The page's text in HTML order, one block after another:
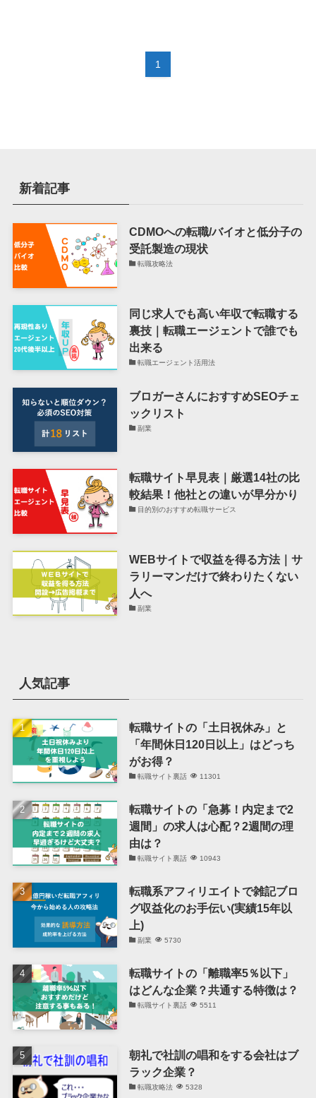
1
新着記事
CDMOへの転職/バイオと低分子の
受託製造の現状
転職攻略法
同じ求人でも高い年収で転職する
裏技｜転職エージェントで誰でも
出来る
転職エージェント活用法
ブロガーさんにおすすめSEOチェ
ックリスト
副業
転職サイト早見表｜厳選14社の比
較結果！他社との違いが早分かり
目的別のおすすめ転職サービス
WEBサイトで収益を得る方法｜サ
ラリーマンだけで終わりたくない
人へ
副業
人気記事
転職サイトの「土日祝休み」と
「年間休日120日以上」はどっち
がお得？
転職サイト裏話 11301
転職サイトの「急募！内定まで2
週間」の求人は心配？2週間の理
由は？
転職サイト裏話 10943
転職系アフィリエイトで雑記ブロ
グ収益化のお手伝い(実績15年以
上)
副業 5730
転職サイトの「離職率5％以下」
はどんな企業？共通する特徴は？
転職サイト裏話 5511
朝礼で社訓の唱和をする会社はブ
ラック企業？
転職攻略法 5328